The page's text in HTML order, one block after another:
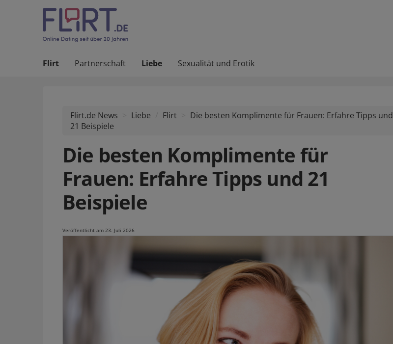
Flirt Partnerschaft Liebe Sexualität und Erotik
Flirt.de News Liebe Flirt
Die besten Komplimente für Frauen: Erfahre Tipps und
21 Beispiele
Die besten Komplimente für
Frauen: Erfahre Tipps und 21
Beispiele
Veröffentlicht am 23. Juli 2026